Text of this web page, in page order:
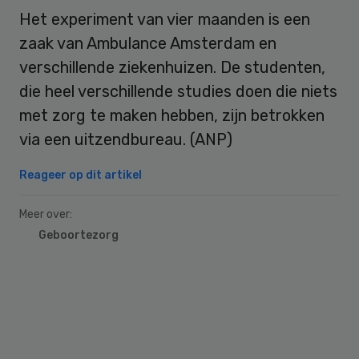
Het experiment van vier maanden is een
zaak van Ambulance Amsterdam en
verschillende ziekenhuizen. De studenten,
die heel verschillende studies doen die niets
met zorg te maken hebben, zijn betrokken
via een uitzendbureau. (ANP)
Reageer op dit artikel
Meer over:
Geboortezorg